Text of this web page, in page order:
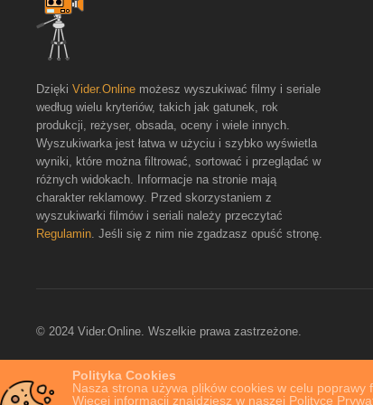
Polityka Cookies
Nasza strona używa plików cookies w celu
Więcej informacji znajdziesz w naszej Polityce
Dzięki Vider.Online możesz wyszukiwać filmy i seriale
według wielu kryteriów, takich jak gatunek, rok
produkcji, reżyser, obsada, oceny i wiele innych.
Wyszukiwarka jest łatwa w użyciu i szybko wyświetla
wyniki, które można filtrować, sortować i przeglądać w
różnych widokach. Informacje na stronie mają
charakter reklamowy. Przed skorzystaniem z
wyszukiwarki filmów i seriali należy przeczytać
Regulamin. Jeśli się z nim nie zgadzasz opuść stronę.
© 2024 Vider.Online. Wszelkie prawa zastrzeżone.